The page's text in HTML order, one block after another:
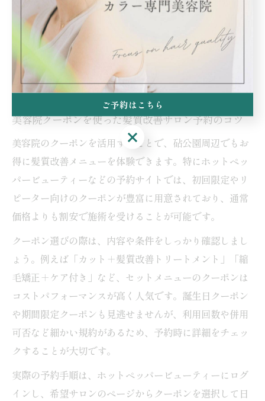
カウンセリング時は、施術後のホームケア方法やアフタ
ーサービスについても確認しておくと安心です。納得で
きない点があれば遠慮なく質問し、不安を解消した上で
施術に進むことが、髪質改善の満足度を高めるコツで
す。
美容院クーポンを使った髪質改善サロン予約のコツ
美容院のクーポンを活用することで、砧公園周辺でもお
得に髪質改善メニューを体験できます。特にホットペッ
パービューティーなどの予約サイトでは、初回限定やリ
ピーター向けのクーポンが豊富に用意されており、通常
価格よりも割安で施術を受けることが可能です。
クーポン選びの際は、内容や条件をしっかり確認しまし
ょう。例えば「カット＋髪質改善トリートメント」「縮
毛矯正＋ケア付き」など、セットメニューのクーポンは
コストパフォーマンスが高く人気です。誕生日クーポン
や期間限定クーポンも見逃せませんが、利用回数や併用
可否など細かい規約があるため、予約時に詳細をチェッ
クすることが大切です。
実際の予約手順は、ホットペッパービューティーにログ
インし、希望サロンのページからクーポンを選択して日
ご予約はこちら
ご予約はこちら